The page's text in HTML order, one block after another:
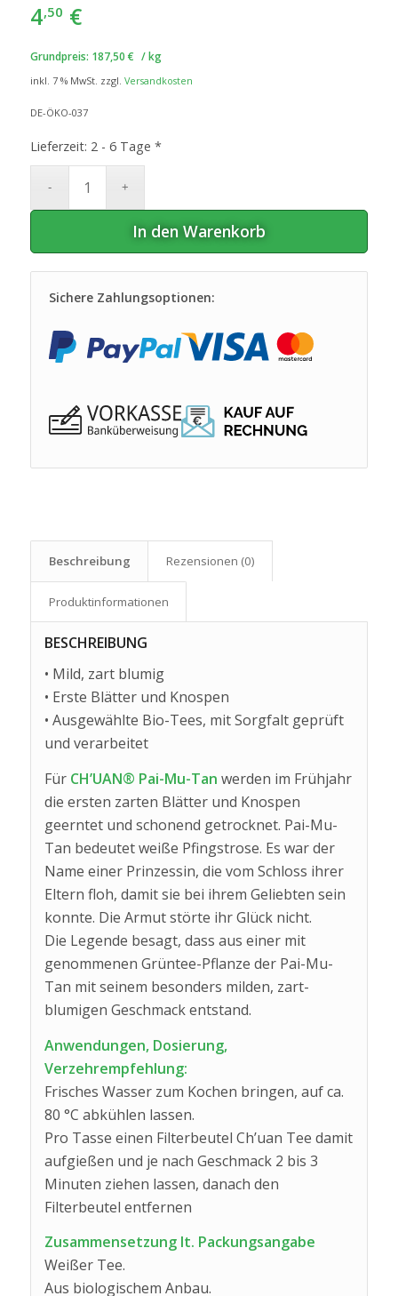
4,50 €
Grundpreis: 187,50 € /kg
inkl. 7 % MwSt. zzgl. Versandkosten
DE-ÖKO-037
Lieferzeit: 2 - 6 Tage *
In den Warenkorb
Sichere Zahlungsoptionen:
Beschreibung Rezensionen (0)
Produkt­informationen
BESCHREIBUNG
• Mild, zart blumig
• Erste Blätter und Knospen
• Ausgewählte Bio-Tees, mit Sorgfalt geprüft
und verarbeitet
Für CH’UAN® Pai-Mu-Tan werden im Frühjahr
die ersten zarten Blätter und Knospen
geerntet und schonend getrocknet. Pai-Mu-
Tan bedeutet weiße Pfingstrose. Es war der
Name einer Prinzessin, die vom Schloss ihrer
Eltern floh, damit sie bei ihrem Geliebten sein
konnte. Die Armut störte ihr Glück nicht.
Die Legende besagt, dass aus einer mit
genommenen Grüntee-Pflanze der Pai-Mu-
Tan mit seinem besonders milden, zart-
blumigen Geschmack entstand.
Anwendungen, Dosierung,
Verzehrempfehlung:
Frisches Wasser zum Kochen bringen, auf ca.
80 °C abkühlen lassen.
Pro Tasse einen Filterbeutel Ch’uan Tee damit
aufgießen und je nach Geschmack 2 bis 3
Minuten ziehen lassen, danach den
Filterbeutel entfernen
Zusammensetzung lt. Packungsangabe
Weißer Tee.
Aus biologischem Anbau.